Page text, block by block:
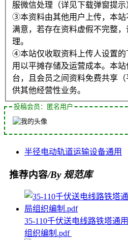
服微信处理（详见下载弹窗提示
③本资料由其他用户上传，本站
满意，若存在资料虚假不完整
理。
④本站仅收取资料上传人设置的
用以平摊存储及运营成本。本
台，且会员之间资料免费共享
供其他经营性业务。
投稿会员：匿名用户
半径电动轨道运输设备通用
推荐内容/By 规范库
35-110千伏送电线路铁塔通
组织编制.pdf